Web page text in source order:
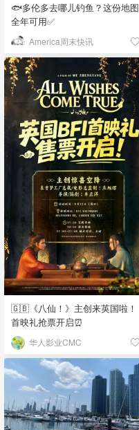
🐟多伦多去哪儿钓鱼？这份地图
全年可用✅
America周末快讯
🇬🇧《八仙！》主创来英国啦！
首映礼抢票开启⏰
华人影业CMC